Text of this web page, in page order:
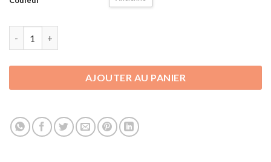
AJOUTER AU PANIER